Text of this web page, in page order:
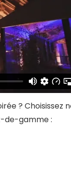
? Choisissez
de-gamme :